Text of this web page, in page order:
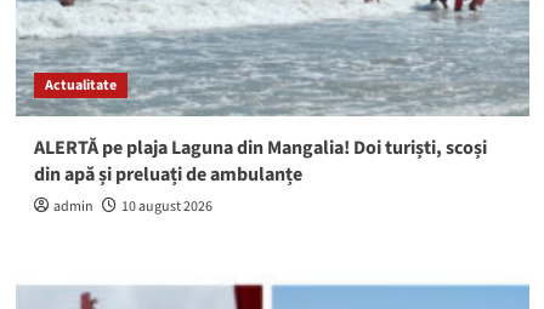
Actualitate
ALERTĂ pe plaja Laguna din Mangalia! Doi turiști, scoși
din apă și preluați de ambulanțe
admin 10 august 2026